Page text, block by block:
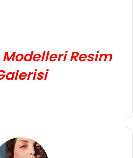
Modelleri Resim